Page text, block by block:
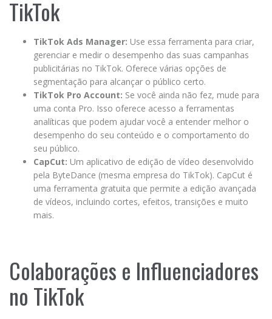
TikTok
TikTok Ads Manager: Use essa ferramenta para criar,
gerenciar e medir o desempenho das suas campanhas
publicitárias no TikTok. Oferece várias opções de
segmentação para alcançar o público certo.
TikTok Pro Account: Se você ainda não fez, mude para
uma conta Pro. Isso oferece acesso a ferramentas
analíticas que podem ajudar você a entender melhor o
desempenho do seu conteúdo e o comportamento do
seu público.
CapCut: Um aplicativo de edição de vídeo desenvolvido
pela ByteDance (mesma empresa do TikTok). CapCut é
uma ferramenta gratuita que permite a edição avançada
de vídeos, incluindo cortes, efeitos, transições e muito
mais.
Colaborações e Influenciadores
no TikTok